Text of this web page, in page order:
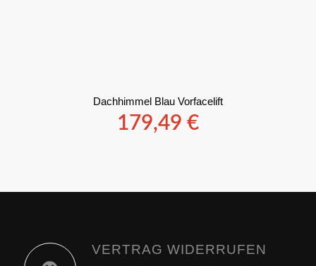
Dachhimmel Blau Vorfacelift
179,49 €
VERTRAG WIDERRUFEN